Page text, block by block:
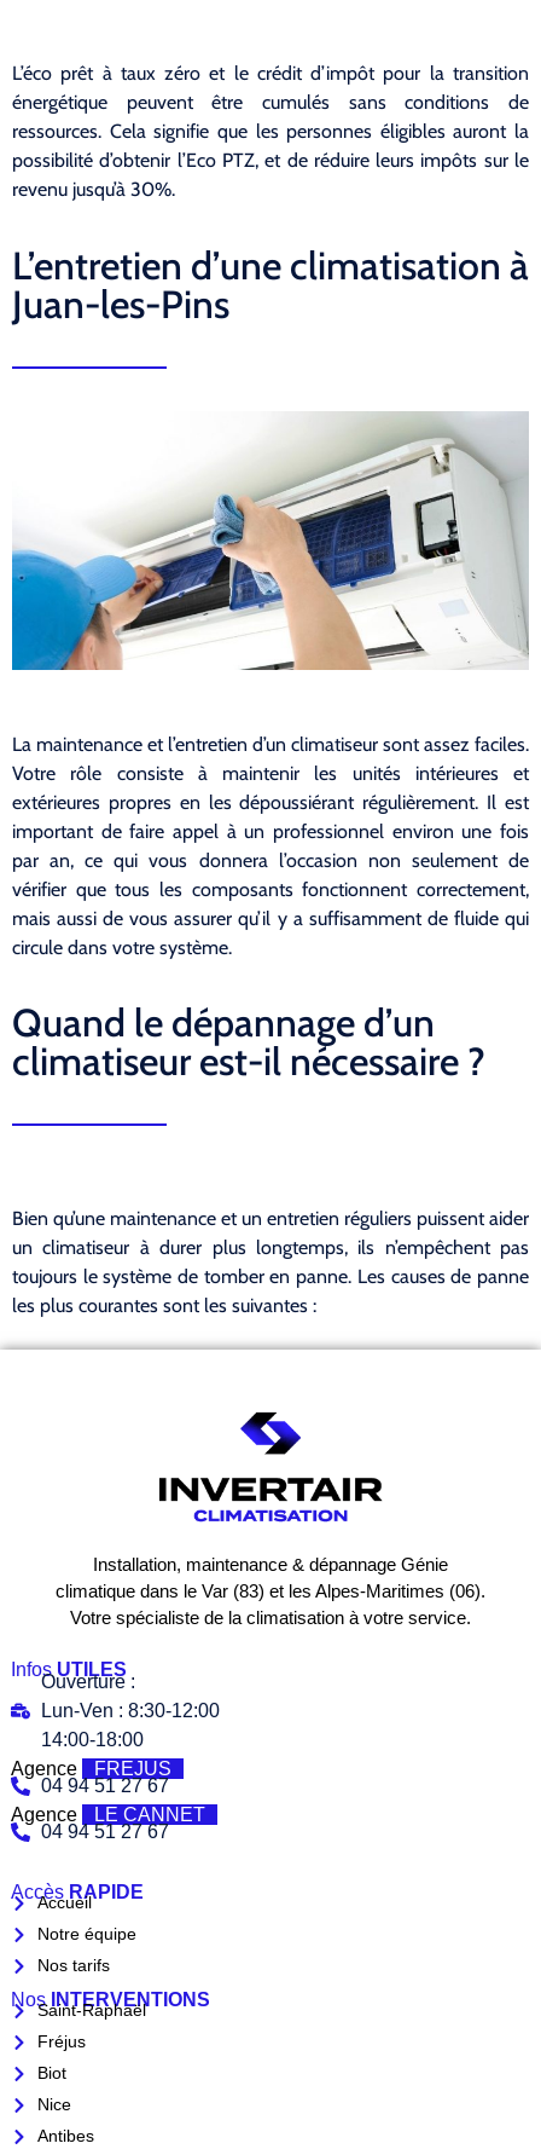
L’éco prêt à taux zéro et le crédit d’impôt pour la transition
énergétique peuvent être cumulés sans conditions de
ressources. Cela signifie que les personnes éligibles auront la
possibilité d’obtenir l’Eco PTZ, et de réduire leurs impôts sur le
revenu jusqu’à 30%.
L’entretien d’une climatisation à
Juan-les-Pins
La maintenance et l’entretien d’un climatiseur sont assez faciles.
Votre rôle consiste à maintenir les unités intérieures et
extérieures propres en les dépoussiérant régulièrement. Il est
important de faire appel à un professionnel environ une fois
par an, ce qui vous donnera l’occasion non seulement de
vérifier que tous les composants fonctionnent correctement,
mais aussi de vous assurer qu’il y a suffisamment de fluide qui
circule dans votre système.
Quand le dépannage d’un
climatiseur est-il nécessaire ?
Bien qu’une maintenance et un entretien réguliers puissent aider
un climatiseur à durer plus longtemps, ils n’empêchent pas
toujours le système de tomber en panne. Les causes de panne
les plus courantes sont les suivantes :
Installation, maintenance & dépannage Génie
climatique dans le Var (83) et les Alpes-Maritimes (06).
Votre spécialiste de la climatisation à votre service.
Infos UTILES
Ouverture :
Lun-Ven : 8:30-12:00
14:00-18:00
Agence
FREJUS
04 94 51 27 67
Agence
LE CANNET
04 94 51 27 67
Accès RAPIDE
Accueil
Notre équipe
Nos tarifs
Nos INTERVENTIONS
Saint-Raphaël
Fréjus
Biot
Nice
Antibes